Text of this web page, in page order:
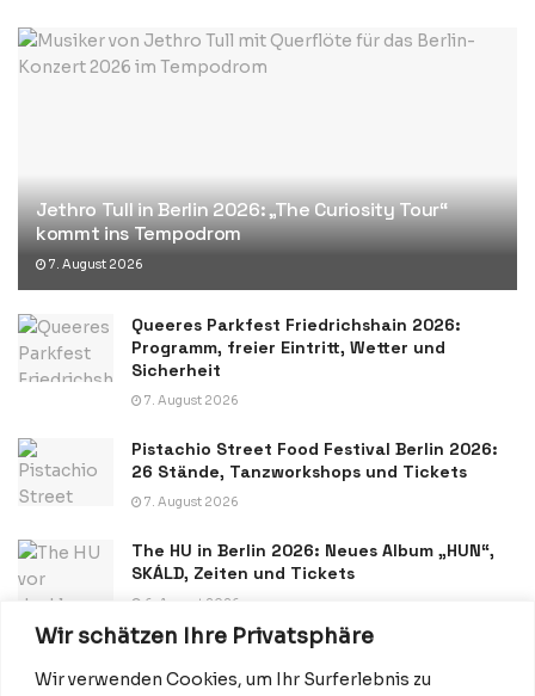
Wir schätzen Ihre Privatsphäre
Wir verwenden Cookies, um Ihr Surferlebnis zu
Jethro Tull in Berlin 2026: „The Curiosity Tour“
kommt ins Tempodrom
7. August 2026
Queeres Parkfest Friedrichshain 2026:
Programm, freier Eintritt, Wetter und
Sicherheit
7. August 2026
Pistachio Street Food Festival Berlin 2026:
26 Stände, Tanzworkshops und Tickets
7. August 2026
The HU in Berlin 2026: Neues Album „HUN“,
SKÁLD, Zeiten und Tickets
6. August 2026